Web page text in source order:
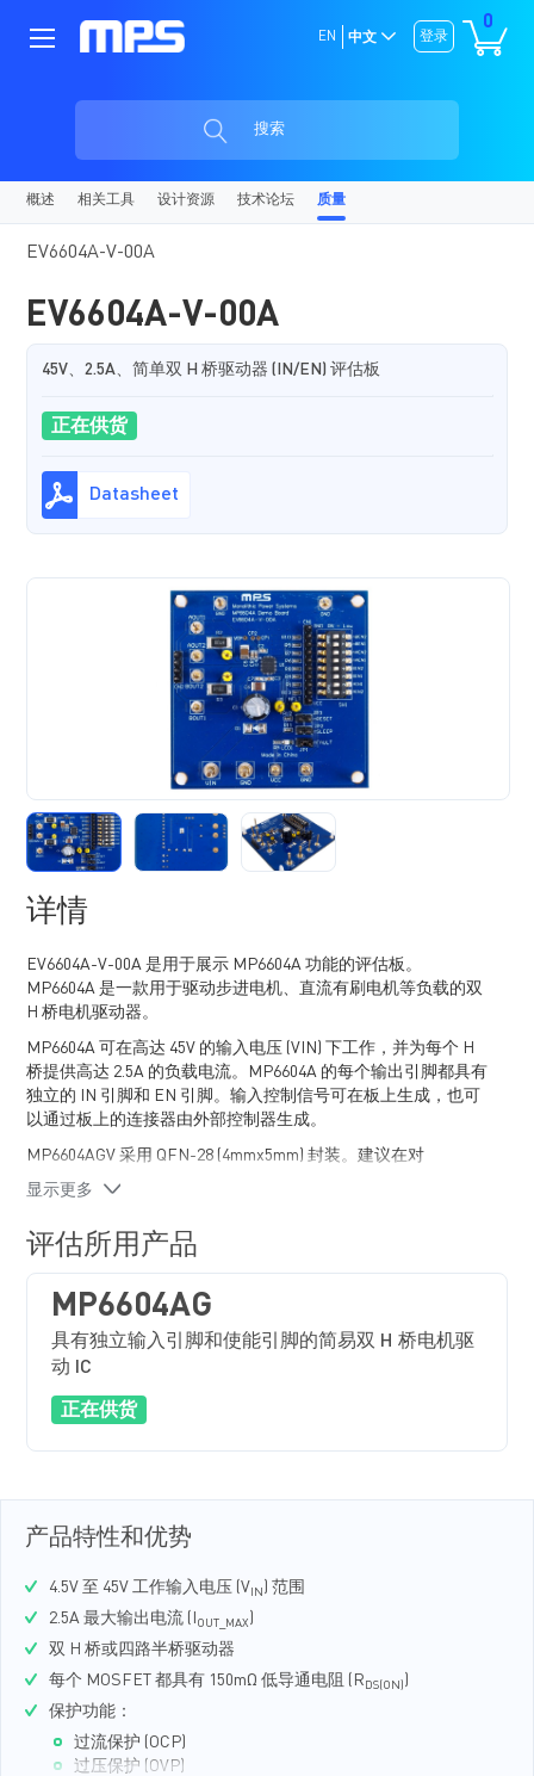
0
登录
EN 中文
搜索
概述 相关工具 设计资源 技术论坛 质量
EV6604A-V-00A
EV6604A-V-00A
45V、2.5A、简单双 H 桥驱动器 (IN/EN) 评估板
正在供货
Datasheet
详情
EV6604A-V-00A 是用于展示 MP6604A 功能的评估板。
MP6604A 是一款用于驱动步进电机、直流有刷电机等负载的双
H 桥电机驱动器。
MP6604A 可在高达 45V 的输入电压 (VIN) 下工作，并为每个 H
桥提供高达 2.5A 的负载电流。MP6604A 的每个输出引脚都具有
独立的 IN 引脚和 EN 引脚。输入控制信号可在板上生成，也可
以通过板上的连接器由外部控制器生成。
MP6604AGV 采用 QFN-28 (4mmx5mm) 封装。建议在对
EV6604A-V-00A 进行任何更改之前首先阅读 MP6604A 数据手
显示更多
评估所用产品
MP6604AG
具有独立输入引脚和使能引脚的简易双 H 桥电机驱
动 IC
正在供货
产品特性和优势
4.5V 至 45V 工作输入电压 (V IN ) 范围
2.5A 最大输出电流 (I
OUT_MAX )
双 H 桥或四路半桥驱动器
每个 MOSFET 都具有 150mΩ 低导通电阻 (R DS(ON) )
保护功能：
过流保护 (OCP)
过压保护 (OVP)